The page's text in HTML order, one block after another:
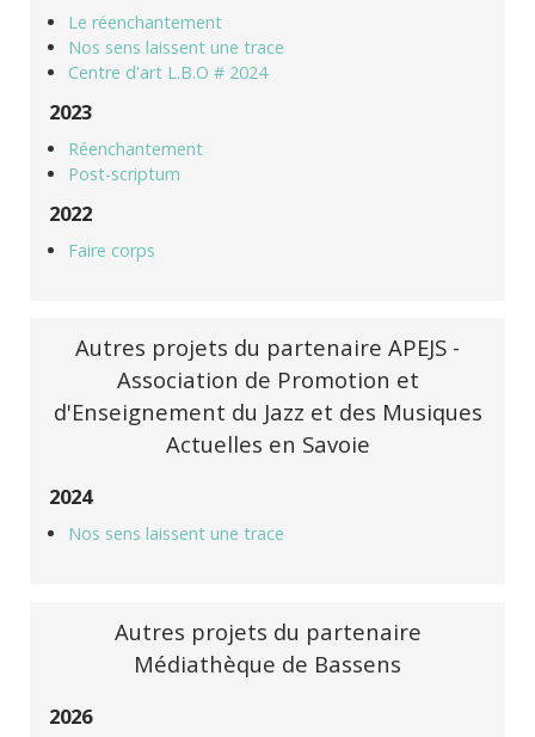
Le réenchantement
Nos sens laissent une trace
Centre d'art L.B.O # 2024
2023
Réenchantement
Post-scriptum
2022
Faire corps
Autres projets du partenaire APEJS -
Association de Promotion et
d'Enseignement du Jazz et des Musiques
Actuelles en Savoie
2024
Nos sens laissent une trace
Autres projets du partenaire
Médiathèque de Bassens
2026